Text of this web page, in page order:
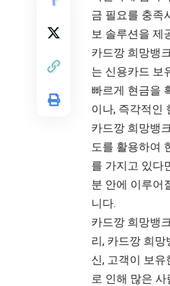
금 필요를 충족
보 솔루션을 제
카드깡 희망뱅
는 신용카드 보
빠르게 현금을
이나, 즉각적인
카드깡 희망뱅
도를 활용하여
를 가지고 있다
분 안에 이루어
니다.
카드깡 희망뱅
리, 카드깡 희망
신, 고객이 보
로 인해 많은